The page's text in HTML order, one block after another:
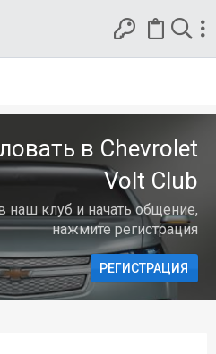
в Chevrolet
Volt Club
наш клуб и начать общение,
нажмите регистрация
РЕГИСТРАЦИЯ